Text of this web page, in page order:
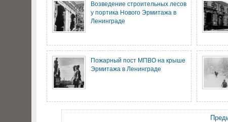
Возведение строительных лесов
у портика Нового Эрмитажа в
Ленинграде
Пожарный пост МПВО на крыше
Эрмитажа в Ленинграде